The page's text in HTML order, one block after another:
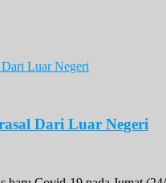
Dari Luar Negeri